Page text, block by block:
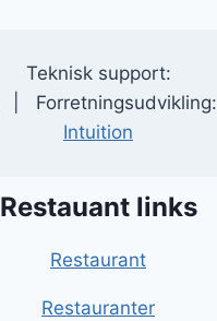
Teknisk support:
| Forretningsudvikling:
Intuition
Restauant links
Restaurant
Restauranter